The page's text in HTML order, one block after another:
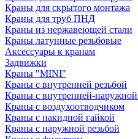
Краны для скрытого монтажа
Краны для труб ПНД
Краны из нержавеющей стали
Краны латунные резьбовые
Аксессуары к кранам
Задвижки
Краны "MINI"
Краны с внутренней резьбой
Краны с внутренней-наружной
Краны с воздухоотводчиком
Краны с накидной гайкой
Краны с наружной резьбой